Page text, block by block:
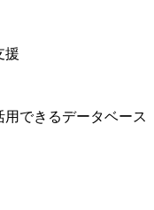
援
できるデータベース